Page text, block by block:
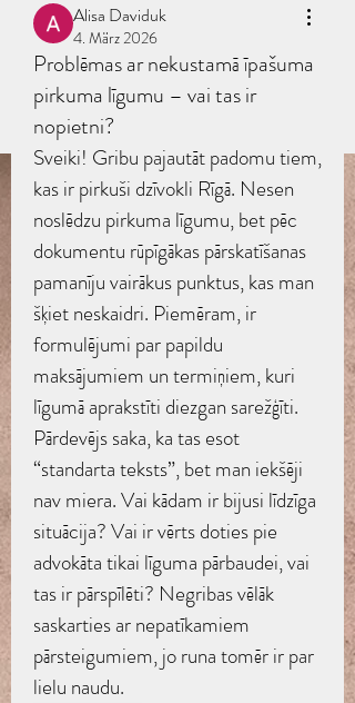
Alisa Daviduk
4. März 2026
Problēmas ar nekustamā īpašuma
pirkuma līgumu – vai tas ir
nopietni?
Sveiki! Gribu pajautāt padomu tiem,
kas ir pirkuši dzīvokli Rīgā. Nesen
noslēdzu pirkuma līgumu, bet pēc
dokumentu rūpīgākas pārskatīšanas
pamanīju vairākus punktus, kas man
šķiet neskaidri. Piemēram, ir
formulējumi par papildu
maksājumiem un termiņiem, kuri
līgumā aprakstīti diezgan sarežģīti.
Pārdevējs saka, ka tas esot
“standarta teksts”, bet man iekšēji
nav miera. Vai kādam ir bijusi līdzīga
situācija? Vai ir vērts doties pie
advokāta tikai līguma pārbaudei, vai
tas ir pārspīlēti? Negribas vēlāk
saskarties ar nepatīkamiem
pārsteigumiem, jo runa tomēr ir par
lielu naudu.